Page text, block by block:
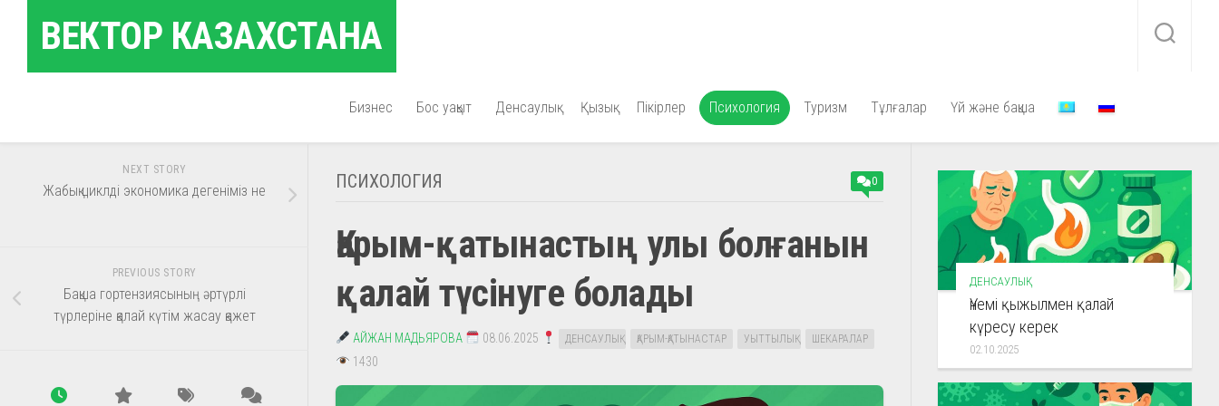
contentВЕКТОР КАЗАХСТАНА
Бизнес Бос уақыт Денсаулық Қызық Пікірлер Психология Туризм Тұлғалар Үй және бақша
ПСИХОЛОГИЯ 0
Қарым-қатынастың улы болғанын
қалай түсінуге болады
АЙЖАН МАДЬЯРОВА 08.06.2025 ДЕНСАУЛЫҚ ҚАРЫМ-ҚАТЫНАСТАР УЫТТЫЛЫҚ ШЕКАРАЛАР
1430
NEXT STORY
Жабық циклді экономика дегеніміз не
PREVIOUS STORY
Бақша гортензиясының әртүрлі
түрлеріне қалай күтім жасау қажет
ДЕНСАУЛЫҚ
Үнемі қыжылмен қалай
күресу керек
02.10.2025